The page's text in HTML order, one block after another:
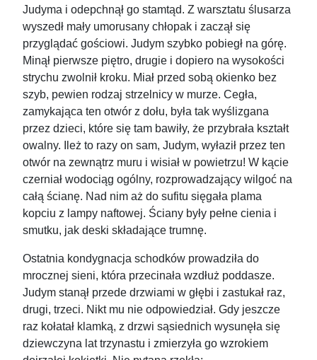
Judyma i odepchnął go stamtąd. Z warsztatu ślusarza
wyszedł mały umorusany chłopak i zaczął się
przyglądać gościowi. Judym szybko pobiegł na górę.
Minął pierwsze piętro, drugie i dopiero na wysokości
strychu zwolnił kroku. Miał przed sobą okienko bez
szyb, pewien rodzaj strzelnicy w murze. Cegła,
zamykająca ten otwór z dołu, była tak wyślizgana
przez dzieci, które się tam bawiły, że przybrała kształt
owalny. Ileż to razy on sam, Judym, wyłaził przez ten
otwór na zewnątrz muru i wisiał w powietrzu! W kącie
czerniał wodociąg ogólny, rozprowadzający wilgoć na
całą ścianę. Nad nim aż do sufitu sięgała plama
kopciu z lampy naftowej. Ściany były pełne cienia i
smutku, jak deski składające trumnę.
Ostatnia kondygnacja schodków prowadziła do
mrocznej sieni, która przecinała wzdłuż poddasze.
Judym stanął przede drzwiami w głębi i zastukał raz,
drugi, trzeci. Nikt mu nie odpowiedział. Gdy jeszcze
raz kołatał klamką, z drzwi sąsiednich wysunęła się
dziewczyna lat trzynastu i zmierzyła go wzrokiem